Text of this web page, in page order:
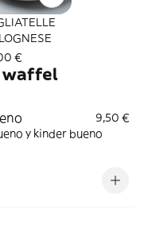
€
waffel
9,50 €
y kinder bueno